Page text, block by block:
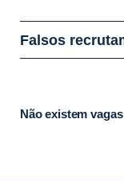
Falsos
Não existem